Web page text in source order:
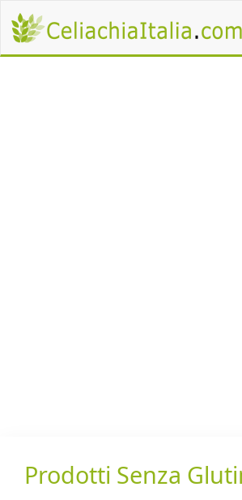
Prodotti Senza